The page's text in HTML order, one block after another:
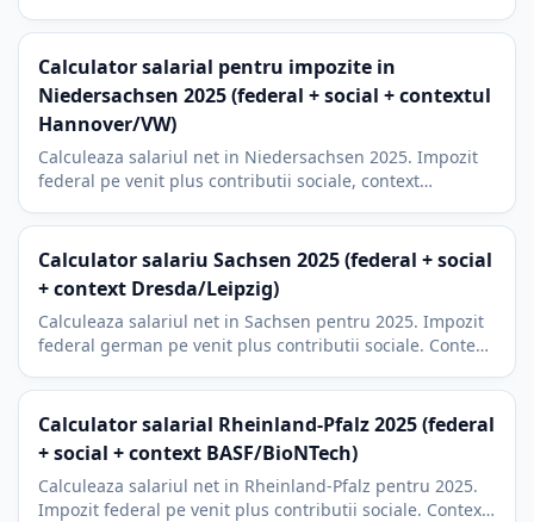
Calculator salarial pentru impozite in
Niedersachsen 2025 (federal + social + contextul
Hannover/VW)
Calculeaza salariul net in Niedersachsen 2025. Impozit
federal pe venit plus contributii sociale, context
Calculator salariu Sachsen 2025 (federal + social
+ context Dresda/Leipzig)
Calculeaza salariul net in Sachsen pentru 2025. Impozit
federal german pe venit plus contributii sociale. Context
Calculator salarial Rheinland-Pfalz 2025 (federal
+ social + context BASF/BioNTech)
Calculeaza salariul net in Rheinland-Pfalz pentru 2025.
Impozit federal pe venit plus contributii sociale. Context